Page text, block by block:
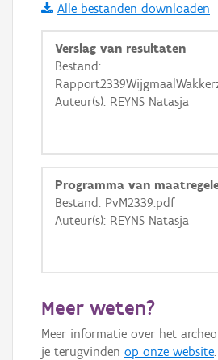
i
+ −
Basis Lagen
Ortho
Alle bestanden downloaden
Verslag van resultaten
Bestand:
Auteur(s): REYNS Natasja
Programma van
Bestand: PvM2339.pdf
Auteur(s): REYNS Natasja
Meer weten?
Meer informatie over het
je terugvinden op onze website.